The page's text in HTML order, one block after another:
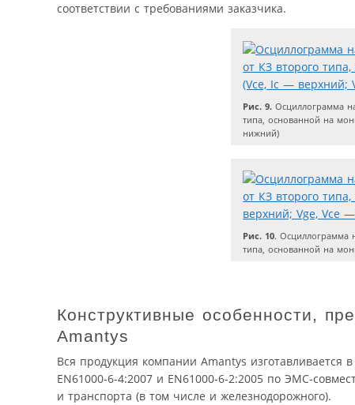
соответствии с требованиями заказчика.
Рис. 9. Осциллограмма
типа, основанной на
нижний)
Рис. 10. Осциллограмма
типа, основанной на
Конструктивные особенности,
Amantys
Вся продукция компании Amantys изготавливается
EN61000-6-4:2007 и EN61000-6-2:2005 по ЭМС-
и транспорта (в том числе и железнодорожного).